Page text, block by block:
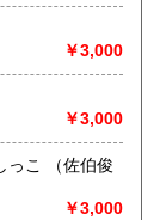
外国書、サブ
￥3,000
￥3,000
伯俊
￥3,000